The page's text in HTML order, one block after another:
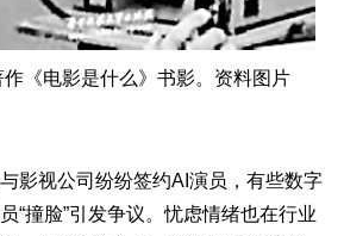
作《电影是什么》书影。资料图片
视公司纷纷签约AI演员，有些数字
“撞脸”引发争议。忧虑情绪也在行业